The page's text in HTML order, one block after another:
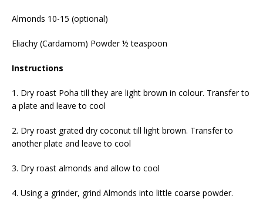
Almonds 10-15 (optional)
Eliachy (Cardamom) Powder ½ teaspoon
Instructions
1. Dry roast Poha till they are light brown in colour. Transfer to
a plate and leave to cool
2. Dry roast grated dry coconut till light brown. Transfer to
another plate and leave to cool
3. Dry roast almonds and allow to cool
4. Using a grinder, grind Almonds into little coarse powder.